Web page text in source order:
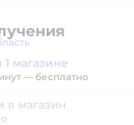
адреса доставки.
1 магазине
— бесплатно
в магазин